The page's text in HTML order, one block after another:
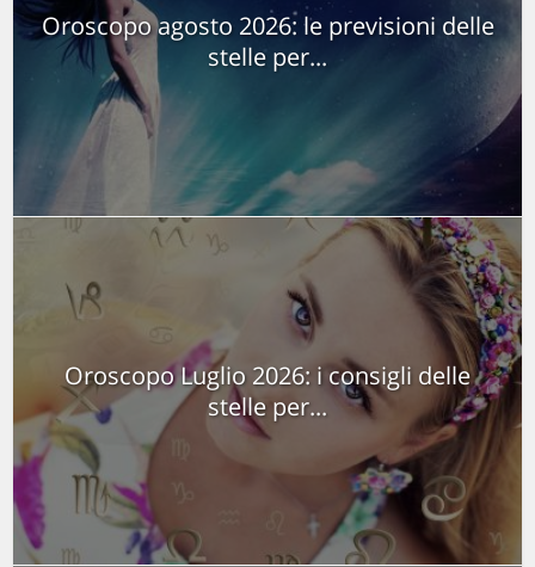
Oroscopo agosto 2026: le previsioni delle
stelle per...
Oroscopo Luglio 2026: i consigli delle
stelle per...